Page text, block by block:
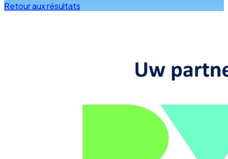
Retour aux résultats